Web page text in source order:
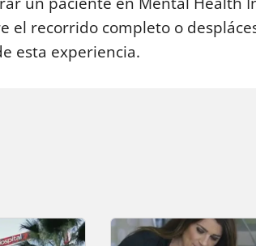
el recorrido completo o
esta experiencia.